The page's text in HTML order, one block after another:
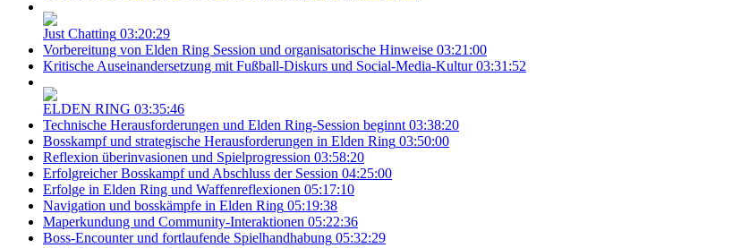
Just Chatting 03:20:29
Vorbereitung von Elden Ring Session und organisatorische Hinweise 03:21:00
Kritische Auseinandersetzung mit Fußball-Diskurs und Social-Media-Kultur 03:31:52
ELDEN RING 03:35:46
Technische Herausforderungen und Elden Ring-Session beginnt 03:38:20
Bosskampf und strategische Herausforderungen in Elden Ring 03:50:00
Reflexion überinvasionen und Spielprogression 03:58:20
Erfolgreicher Bosskampf und Abschluss der Session 04:25:00
Erfolge in Elden Ring und Waffenreflexionen 05:17:10
Navigation und bosskämpfe in Elden Ring 05:19:38
Maperkundung und Community-Interaktionen 05:22:36
Boss-Encounter und fortlaufende Spielhandhabung 05:32:29